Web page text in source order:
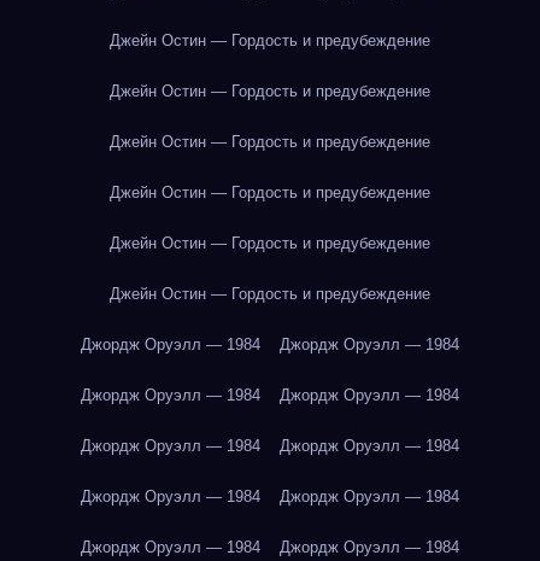
Джейн Остин — Гордость и предубеждение
Джейн Остин — Гордость и предубеждение
Джейн Остин — Гордость и предубеждение
Джейн Остин — Гордость и предубеждение
Джейн Остин — Гордость и предубеждение
Джейн Остин — Гордость и предубеждение
Джордж Оруэлл — 1984 Джордж Оруэлл — 1984
Джордж Оруэлл — 1984 Джордж Оруэлл — 1984
Джордж Оруэлл — 1984 Джордж Оруэлл — 1984
Джордж Оруэлл — 1984 Джордж Оруэлл — 1984
Джордж Оруэлл — 1984 Джордж Оруэлл — 1984